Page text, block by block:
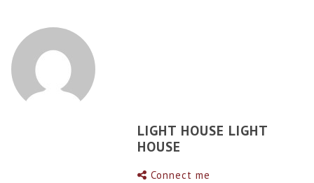
LIGHT HOUSE LIGHT
HOUSE
Connect me